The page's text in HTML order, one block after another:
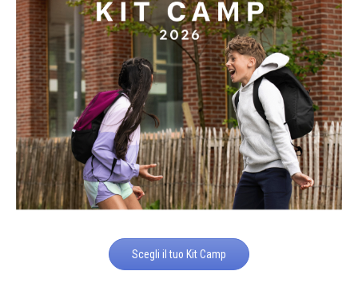
Scegli il tuo Kit Camp